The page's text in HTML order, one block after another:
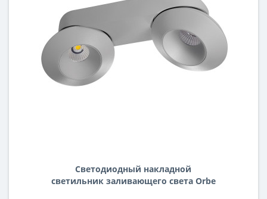
Светодиодный накладной
светильник заливающего света Orbe